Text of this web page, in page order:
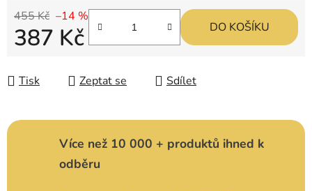
455 Kč –14 %
387 Kč DO KOŠÍKU
Tisk Zeptat se Sdílet
Více než 10 000 + produktů ihned k
odběru